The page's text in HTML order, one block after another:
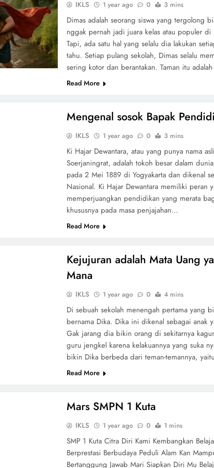
IKLS 1 year ago 0 3 mins
Dimas adalah seorang siswa yang tergolong
nggak pernah jadi juara kelas atau populer di
Tapi, ada satu hal yang selalu dia lakukan
tahu. Setiap pulang sekolah, Dimas selalu
sering kotor dan berantakan. Taman itu
Read More
Mengenal sosok Bapak
IKLS 1 year ago 0 3 mins
Ki Hajar Dewantara, atau yang punya nama
Soerjaningrat, adalah tokoh besar dalam
pada 2 Mei 1889 di Yogyakarta dan dikenal
Nasional. Ki Hajar Dewantara memiliki peran
memperjuangkan pendidikan yang merata
khususnya pada masa penjajahan…
Read More
Kejujuran adalah Mata Uang
Mana
IKLS 1 year ago 0 4 mins
Di sebuah sekolah menengah pertama yang
bernama Dika. Dika ini dikenal sebagai anak
Gak jarang dia bikin orang di sekitarnya
guru jengkel karena kelakuannya yang suka
bikin Dika berbeda dari teman-temannya,
Read More
Mars SMPN 1 Kuta
IKLS 1 year ago 0 1 mins
SMP 1 Kuta Citra Diri Kami Kembangkan
Berprestasi Berbudaya Peduli Alam Kan
Bertanggung Jawab Mari Siapkan Diri Mu